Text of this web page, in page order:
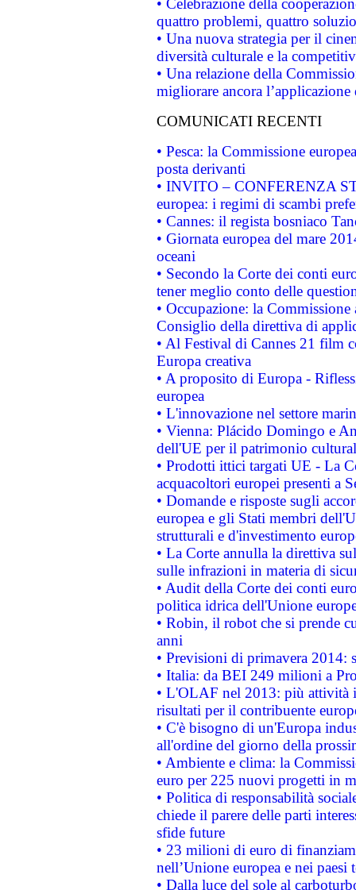
• Celebrazione della
quattro problemi, quattro
• Una nuova strategia per il
diversità culturale e la
• Una relazione della
migliorare ancora
COMUNICATI RECENTI
• Pesca: la Commissione
posta derivanti
• INVITO – CONFERENZA
europea: i regimi di scambi
• Cannes: il regista bosniaco
• Giornata europea del mare
oceani
• Secondo la Corte dei conti
tener meglio conto delle
• Occupazione: la
Consiglio della direttiva di
• Al Festival di Cannes 21 film
Europa creativa
• A proposito di Europa -
europea
• L'innovazione nel settore
• Vienna: Plácido Domingo e
dell'UE per il patrimonio
• Prodotti ittici targati UE - La
acquacoltori europei presenti a
• Domande e risposte sugli
europea e gli Stati membri
strutturali e d'investimento
• La Corte annulla la direttiva
sulle infrazioni in materia di
• Audit della Corte dei conti
politica idrica dell'Unione
• Robin, il robot che si prende
anni
• Previsioni di primavera 2014:
• Italia: da BEI 249 milioni a
• L'OLAF nel 2013: più attività
risultati per il contribuente
• C'è bisogno di un'Europa
all'ordine del giorno della
• Ambiente e clima: la
euro per 225 nuovi progetti in
• Politica di responsabilità
chiede il parere delle parti
sfide future
• 23 milioni di euro di
nell’Unione europea e nei paesi
• Dalla luce del sole al